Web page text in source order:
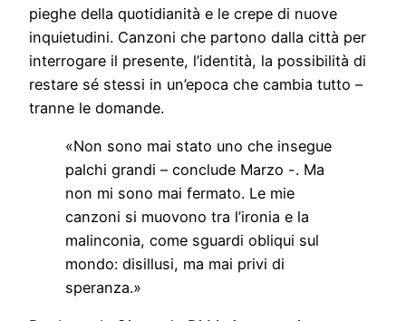
pieghe della quotidianità e le crepe di nuove
inquietudini. Canzoni che partono dalla città per
interrogare il presente, l’identità, la possibilità di
restare sé stessi in un’epoca che cambia tutto –
tranne le domande.
«Non sono mai stato uno che insegue
palchi grandi – conclude Marzo -. Ma
non mi sono mai fermato. Le mie
canzoni si muovono tra l’ironia e la
malinconia, come sguardi obliqui sul
mondo: disillusi, ma mai privi di
speranza.»